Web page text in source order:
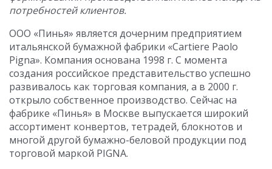
потребностей клиентов.
ООО «Пинья» является дочерним предприятием
итальянской бумажной фабрики «Cartiere Paolo
Pigna». Компания основана 1998 г. С момента
создания российское представительство успешно
развивалось как торговая компания, а в 2000 г.
открыло собственное производство. Сейчас на
фабрике «Пинья» в Москве выпускается широкий
ассортимент конвертов, тетрадей, блокнотов и
многой другой бумажно-беловой продукции под
торговой маркой PIGNA.